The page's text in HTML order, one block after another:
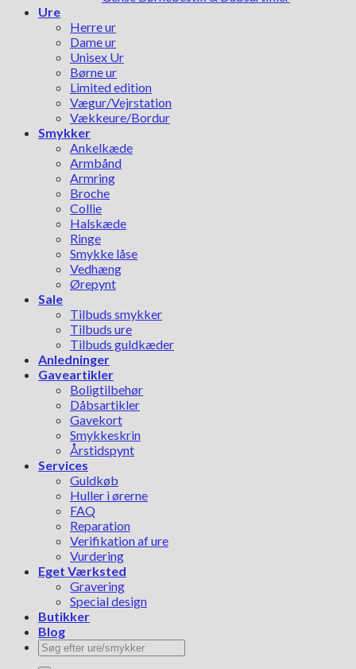
Ure
Herre ur
Dame ur
Unisex Ur
Børne ur
Limited edition
Vægur/Vejrstation
Vækkeure/Bordur
Smykker
Ankelkæde
Armbånd
Armring
Broche
Collie
Halskæde
Ringe
Smykke låse
Vedhæng
Ørepynt
Sale
Tilbuds smykker
Tilbuds ure
Tilbuds guldkæder
Anledninger
Gaveartikler
Boligtilbehør
Dåbsartikler
Gavekort
Smykkeskrin
Årstidspynt
Services
Guldkøb
Huller i ørerne
FAQ
Reparation
Verifikation af ure
Vurdering
Eget Værksted
Gravering
Special design
Butikker
Blog
Søg
efter: